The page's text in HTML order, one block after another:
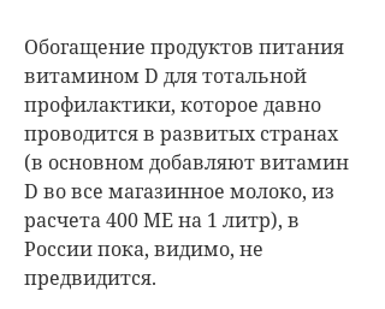
Обогащение продуктов питания
витамином D для тотальной
профилактики, которое давно
проводится в развитых странах
(в основном добавляют витамин
D во все магазинное молоко, из
расчета 400 МЕ на 1 литр), в
России пока, видимо, не
предвидится.